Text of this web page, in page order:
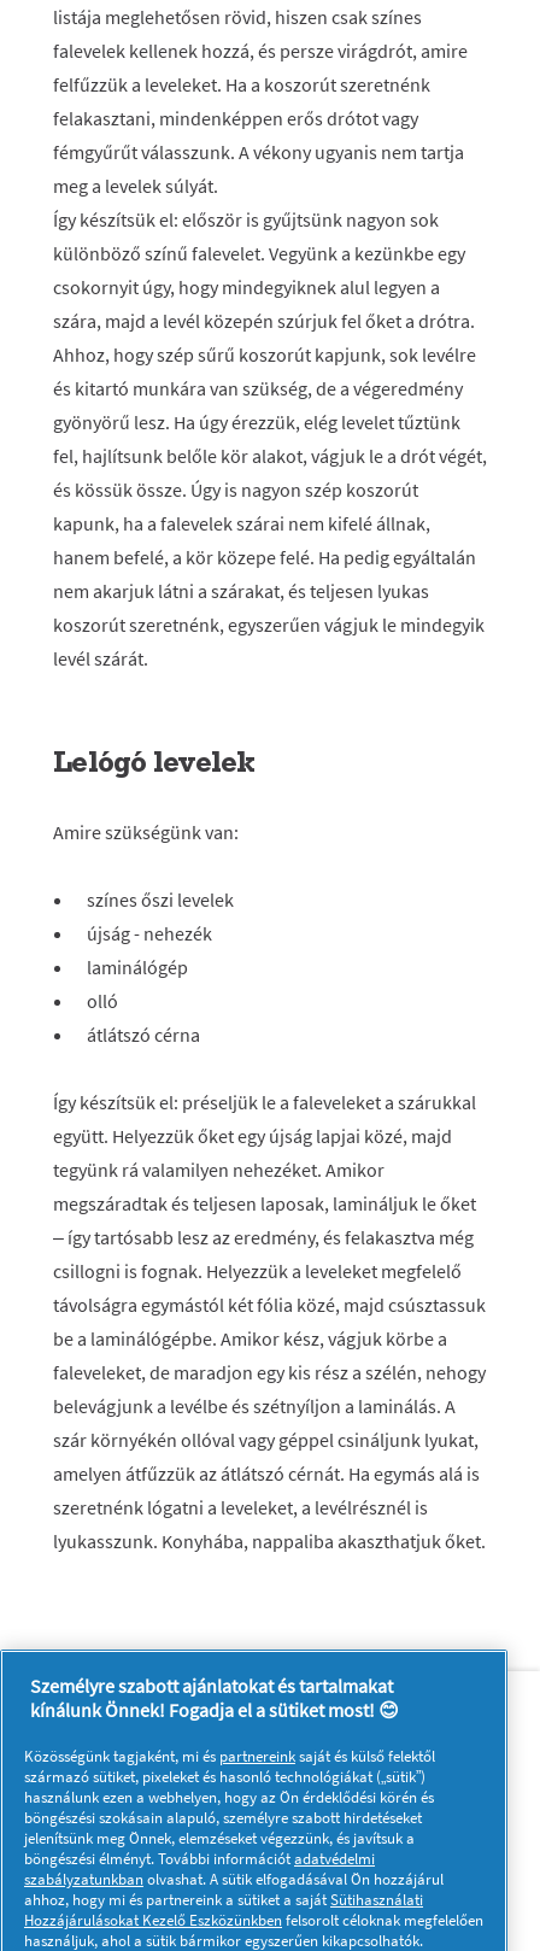
listája meglehetősen rövid, hiszen csak színes
falevelek kellenek hozzá, és persze virágdrót, amire
felfűzzük a leveleket. Ha a koszorút szeretnénk
felakasztani, mindenképpen erős drótot vagy
fémgyűrűt válasszunk. A vékony ugyanis nem tartja
meg a levelek súlyát.
Így készítsük el: először is gyűjtsünk nagyon sok
különböző színű falevelet. Vegyünk a kezünkbe egy
csokornyit úgy, hogy mindegyiknek alul legyen a
szára, majd a levél közepén szúrjuk fel őket a drótra.
Ahhoz, hogy szép sűrű koszorút kapjunk, sok levélre
és kitartó munkára van szükség, de a végeredmény
gyönyörű lesz. Ha úgy érezzük, elég levelet tűztünk
fel, hajlítsunk belőle kör alakot, vágjuk le a drót végét,
és kössük össze. Úgy is nagyon szép koszorút
kapunk, ha a falevelek szárai nem kifelé állnak,
hanem befelé, a kör közepe felé. Ha pedig egyáltalán
nem akarjuk látni a szárakat, és teljesen lyukas
koszorút szeretnénk, egyszerűen vágjuk le mindegyik
levél szárát.
Lelógó levelek
Amire szükségünk van:
színes őszi levelek
újság - nehezék
laminálógép
olló
átlátszó cérna
Így készítsük el: préseljük le a faleveleket a szárukkal
együtt. Helyezzük őket egy újság lapjai közé, majd
tegyünk rá valamilyen nehezéket. Amikor
megszáradtak és teljesen laposak, lamináljuk le őket
– így tartósabb lesz az eredmény, és felakasztva még
csillogni is fognak. Helyezzük a leveleket megfelelő
távolságra egymástól két fólia közé, majd csúsztassuk
be a laminálógépbe. Amikor kész, vágjuk körbe a
faleveleket, de maradjon egy kis rész a szélén, nehogy
belevágjunk a levélbe és szétnyíljon a laminálás. A
szár környékén ollóval vagy géppel csináljunk lyukat,
amelyen átfűzzük az átlátszó cérnát. Ha egymás alá is
szeretnénk lógatni a leveleket, a levélrésznél is
lyukasszunk. Konyhába, nappaliba akaszthatjuk őket.
Rólunk
Kapcsolatfelvétel
A pg.com felkeresése
Kövessen minket:
Adataim
Adatvédelmi közlemény
Személyre szabott ajánlatokat és tartalmakat
kínálunk Önnek! Fogadja el a sütiket most! 😊
Közösségünk tagjaként, mi és partnereinksaját és külső felektől
származó sütiket, pixeleket és hasonló technológiákat („sütik”)
használunk ezen a webhelyen, hogy az Ön érdeklődési körén és
böngészési szokásain alapuló, személyre szabott hirdetéseket
jelenítsünk meg Önnek, elemzéseket végezzünk, és javítsuk a
böngészési élményt. További információtadatvédelmi
szabályzatunkbanolvashat. A sütik elfogadásával Ön hozzájárul
ahhoz, hogy mi és partnereink a sütiket a sajátSütihasználati
Hozzájárulásokat Kezelő Eszközünkbenfelsorolt céloknak megfelelően
használjuk, ahol a sütik bármikor egyszerűen kikapcsolhatók.